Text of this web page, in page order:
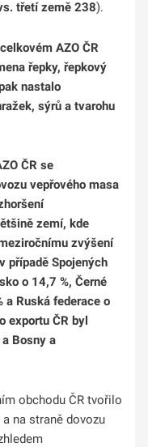
třetí země 238).
AZO ČR
řepky, řepkový
nastalo
sýrů a tvarohu
ČR se
vepřového masa
zemí, kde
zvýšení
případě Spojených
o 14,7 %, Černé
a Ruská federace o
exportu ČR byl
Bosny a
obchodu ČR tvořilo
a na straně dovozu